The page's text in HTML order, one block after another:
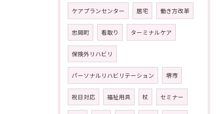
ケアプランセンター 居宅 働き方改革
忠岡町 看取り ターミナルケア
保険外リハビリ
パーソナルリハビリテーション 堺市
祝日対応 福祉用具 杖 セミナー